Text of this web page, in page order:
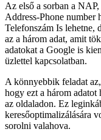
Az első a sorban a
Address-Phone number
Telefonszám Is lehetne,
az a három adat, amit
adatokat a Google is
üzlettel kapcsolatban.
A könnyebbik feladat
hogy ezt a három
az oldaladon. Ez
keresőoptimalizálására
sorolni valahova.